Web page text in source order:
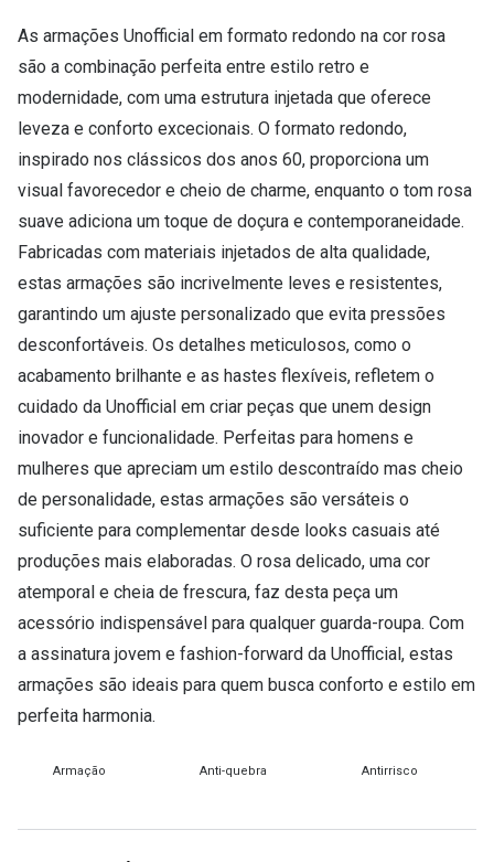
As armações Unofficial em formato redondo na cor rosa
são a combinação perfeita entre estilo retro e
modernidade, com uma estrutura injetada que oferece
leveza e conforto excecionais. O formato redondo,
inspirado nos clássicos dos anos 60, proporciona um
visual favorecedor e cheio de charme, enquanto o tom rosa
suave adiciona um toque de doçura e contemporaneidade.
Fabricadas com materiais injetados de alta qualidade,
estas armações são incrivelmente leves e resistentes,
garantindo um ajuste personalizado que evita pressões
desconfortáveis. Os detalhes meticulosos, como o
acabamento brilhante e as hastes flexíveis, refletem o
cuidado da Unofficial em criar peças que unem design
inovador e funcionalidade. Perfeitas para homens e
mulheres que apreciam um estilo descontraído mas cheio
de personalidade, estas armações são versáteis o
suficiente para complementar desde looks casuais até
produções mais elaboradas. O rosa delicado, uma cor
atemporal e cheia de frescura, faz desta peça um
acessório indispensável para qualquer guarda-roupa. Com
a assinatura jovem e fashion-forward da Unofficial, estas
armações são ideais para quem busca conforto e estilo em
perfeita harmonia.
Armação Anti-quebra Antirrisco